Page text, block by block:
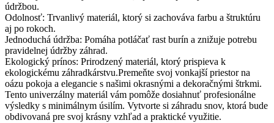
údržbou.
Odolnosť: Trvanlivý materiál, ktorý si zachováva farbu a štruktúru
aj po rokoch.
Jednoduchá údržba: Pomáha potláčať rast burín a znižuje potrebu
pravidelnej údržby záhrad.
Ekologický prínos: Prirodzený materiál, ktorý prispieva k
ekologickému záhradkárstvu.Premeňte svoj vonkajší priestor na
oázu pokoja a elegancie s našimi okrasnými a dekoračnými štrkmi.
Tento univerzálny materiál vám pomôže dosiahnuť profesionálne
výsledky s minimálnym úsilím. Vytvorte si záhradu snov, ktorá bude
obdivovaná pre svoj krásny vzhľad a praktické využitie.